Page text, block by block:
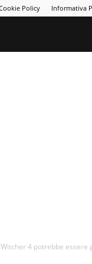
Policy Informativa
4 potrebbe essere